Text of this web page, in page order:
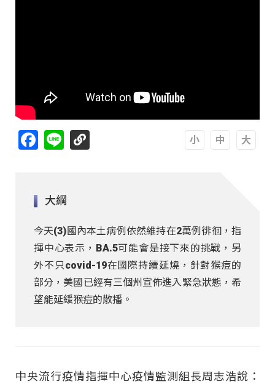
Facebook
Line
大綱
今天(3)國內本土病例依然維持在2萬例徘徊，指
揮中心表示，BA.5可能會是接下來的挑戰，另
外不只covid-19在國際持續延燒，針對猴痘的
部分，美國已經有三個州宣佈進入緊急狀態，希
望能延緩猴痘的散播。
中央流行疫情指揮中心疫情監測組長周志浩說：